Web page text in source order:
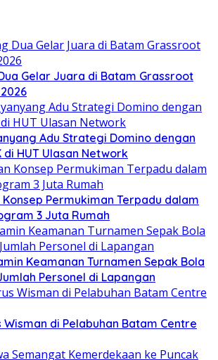
Gelar Juara di Batam Grassroot
Adu Strategi Domino dengan
di HUT Ulasan Network
Permukiman Terpadu dalam
3 Juta Rumah
Keamanan Turnamen Sepak Bola
Personel di Lapangan
Wisman di Pelabuhan Batam Centre